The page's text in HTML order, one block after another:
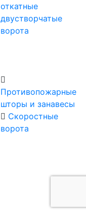
откатные
двустворчатые
ворота
Противопожарные
шторы и занавесы
Скоростные
ворота